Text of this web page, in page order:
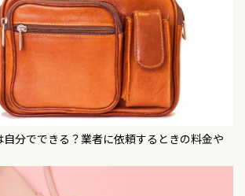
分でできる？業者に依頼するときの料金や